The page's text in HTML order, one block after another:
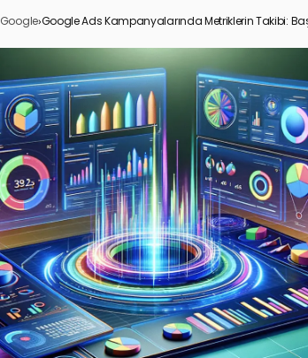
Google›Google Ads Kampanyalarında Metriklerin Takibi: